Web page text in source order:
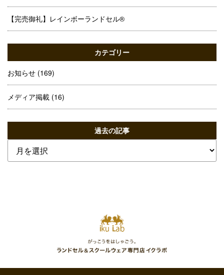
【完売御礼】レインボーランドセル®
カテゴリー
お知らせ (169)
メディア掲載 (16)
過去の記事
去